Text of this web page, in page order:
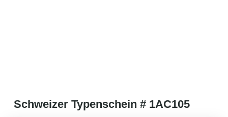
Schweizer Typenschein # 1AC105